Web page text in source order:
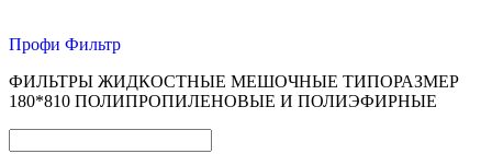
Профи Фильтр
ФИЛЬТРЫ ЖИДКОСТНЫЕ МЕШОЧНЫЕ ТИПОРАЗМЕР
180*810 ПОЛИПРОПИЛЕНОВЫЕ И ПОЛИЭФИРНЫЕ